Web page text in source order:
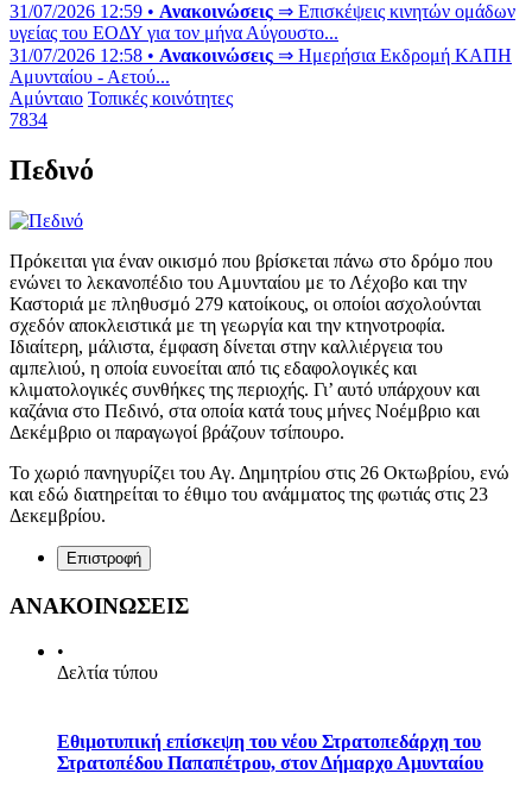
31/07/2026 12:59 • Ανακοινώσεις ⇒ Επισκέψεις κινητών ομάδων
υγείας του ΕΟΔΥ για τον μήνα Αύγουστο...
31/07/2026 12:58 • Ανακοινώσεις ⇒ Ημερήσια Εκδρομή ΚΑΠΗ
Αμυνταίου - Αετού...
Αμύνταιο Τοπικές κοινότητες
7834
Πεδινό
Πρόκειται για έναν οικισμό που βρίσκεται πάνω στο δρόμο που
ενώνει το λεκανοπέδιο του Αμυνταίου με το Λέχοβο και την
Καστοριά με πληθυσμό 279 κατοίκους, οι οποίοι ασχολούνται
σχεδόν αποκλειστικά με τη γεωργία και την κτηνοτροφία.
Ιδιαίτερη, μάλιστα, έμφαση δίνεται στην καλλιέργεια του
αμπελιού, η οποία ευνοείται από τις εδαφολογικές και
κλιματολογικές συνθήκες της περιοχής. Γι’ αυτό υπάρχουν και
καζάνια στο Πεδινό, στα οποία κατά τους μήνες Νοέμβριο και
Δεκέμβριο οι παραγωγοί βράζουν τσίπουρο.
Το χωριό πανηγυρίζει του Αγ. Δημητρίου στις 26 Οκτωβρίου, ενώ
και εδώ διατηρείται το έθιμο του ανάμματος της φωτιάς στις 23
Δεκεμβρίου.
Επιστροφή
ΑΝΑΚΟΙΝΩΣΕΙΣ
•
Δελτία τύπου
Εθιμοτυπική επίσκεψη του νέου Στρατοπεδάρχη του
Στρατοπέδου Παπαπέτρου, στον Δήμαρχο Αμυνταίου